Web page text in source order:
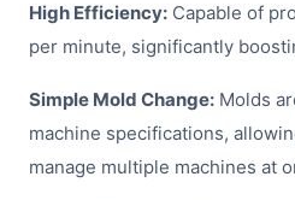
High Efficiency: Capable of
per minute, significantly
Simple Mold Change: Molds
machine specifications,
manage multiple machines at